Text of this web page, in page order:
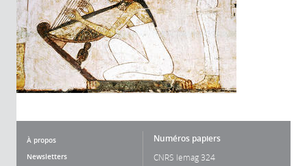
À propos
Newsletters
Numéros papiers
CNRS lemag 324